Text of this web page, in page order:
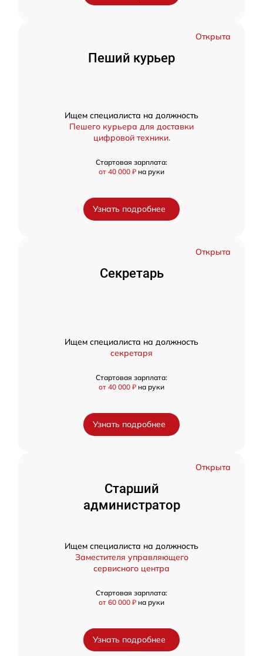
Открыта
Пеший курьер
Ищем специалиста на должность
Пешего курьера для доставки
цифровой техники.
Стартовая зарплата:
от 40 000 ₽ на руки
Узнать подробнее
Открыта
Секретарь
Ищем специалиста на должность
секретаря
Стартовая зарплата:
от 40 000 ₽ на руки
Узнать подробнее
Открыта
Старший
администратор
Ищем специалиста на должность
Заместителя управляющего
сервисного центра
Стартовая зарплата:
от 60 000 ₽ на руки
Узнать подробнее